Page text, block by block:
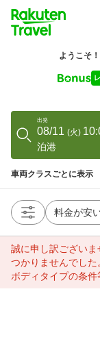
出発
08/11 (火)
泊港
車両クラスごとに表示
誠に申し訳ござい
つかりませんでした
ボディタイプの条件